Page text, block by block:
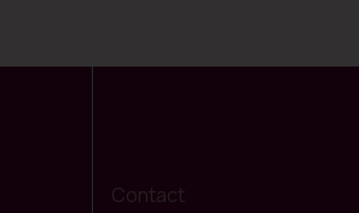
Contact